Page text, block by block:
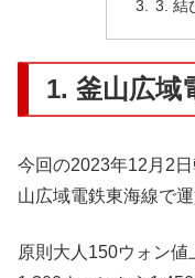
3. 結
1. 釜山広域
今回の2023年12月2
山広域電鉄東海線で運
原則大人150ウォン値